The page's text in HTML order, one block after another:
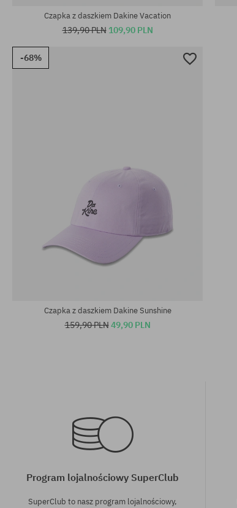
Czapka z daszkiem Dakine Vacation
139,90 PLN 109,90 PLN
-68%
Czapka z daszkiem Dakine Sunshine
159,90 PLN49,90 PLN
Program lojalnościowy SuperClub
SuperClub to nasz program lojalnościowy,